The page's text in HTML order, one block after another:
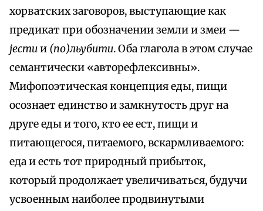
хорватских заговоров, выступающие как
предикат при обозначении земли и змеи —
jecmuи (по)льубити. Оба глагола в этом случае
семантически «авторефлексивны».
Мифопоэтическая концепция еды, пищи
осознает единство и замкнутость друг на
друге еды и того, кто ее ест, пищи и
питающегося, питаемого, вскармливаемого:
еда и есть тот природный прибыток,
который продолжает увеличиваться, будучи
усвоенным наиболее продвинутыми